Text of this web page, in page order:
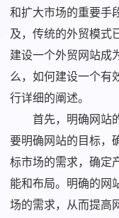
和扩大市场的重要手
及，传统的外贸模式
建设一个外贸网站成
么，如何建设一个有
行详细的阐述。
首先，明确网站
要明确网站的目标，
标市场的需求，确定
能和布局。明确的网
场的需求，从而提高